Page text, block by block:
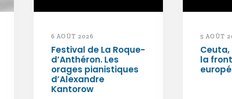
6 AOÛT 2026
Festival de La Roque-
d’Anthéron. Les
orages pianistiques
d’Alexandre
Kantorow
5 AOÛT
la